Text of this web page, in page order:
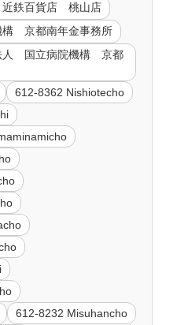
鉄百貨店 桃山店
構 京都南年金事務所
人 国立病院機構 京都
612-8362 Nishiotecho
612-8232 Misuhancho